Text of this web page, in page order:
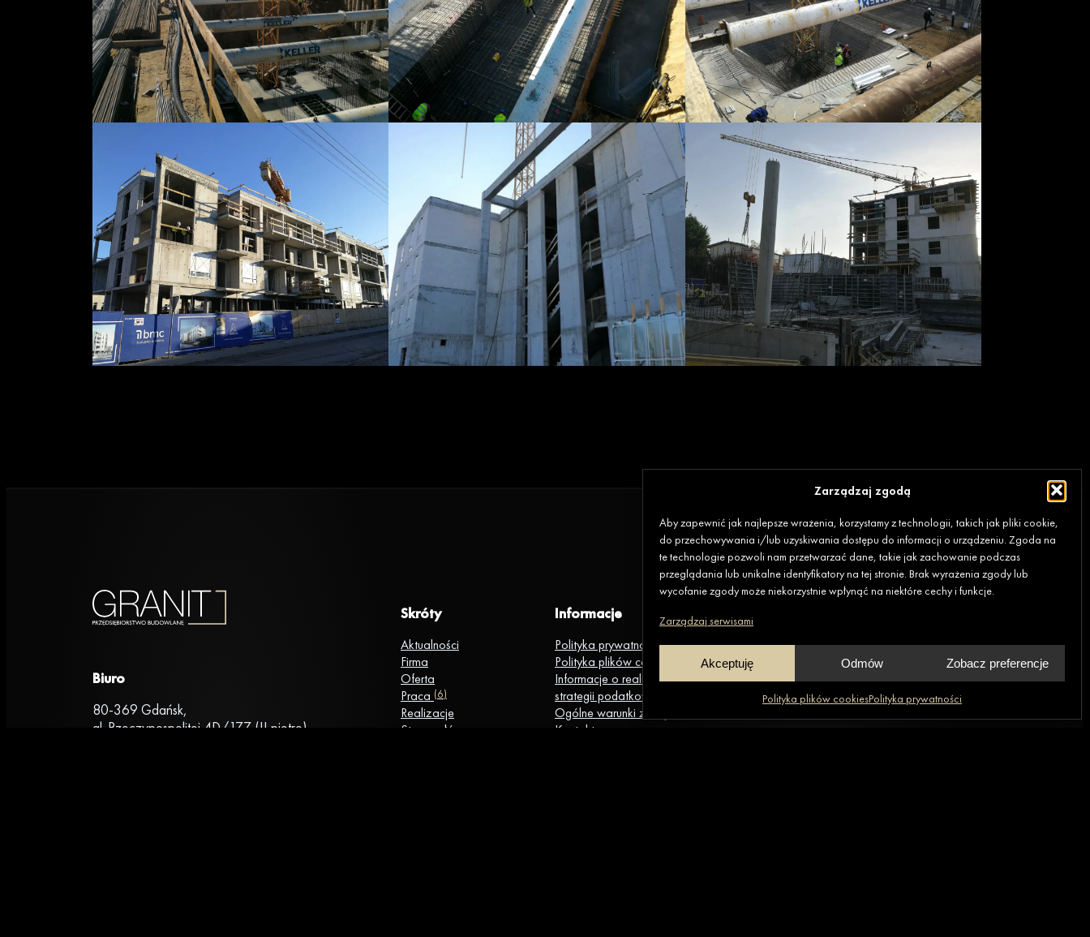
Zarządzaj zgodą
Aby zapewnić jak najlepsze wrażenia, korzystamy z technologii, takich jak pliki cookie,
do przechowywania i/lub uzyskiwania dostępu do informacji o urządzeniu. Zgoda na
te technologie pozwoli nam przetwarzać dane, takie jak zachowanie podczas
przeglądania lub unikalne identyfikatory na tej stronie. Brak wyrażenia zgody lub
wycofanie zgody może niekorzystnie wpłynąć na niektóre cechy i funkcje.
Zarządzaj serwisami
Akceptuję Odmów Zobacz preferencje
Polityka plików cookiesPolityka prywatności
Biuro
80-369 Gdańsk,
al. Rzeczypospolitej 4D/177 (II piętro)
Skróty
Aktualności
Firma
Oferta
Praca (6)
Realizacje
Strona główna
Informacje
Polityka prywatności
Polityka plików cookies
Informacje o realizacji
strategii podatkowej
Ogólne warunki zakupu
Kontakt